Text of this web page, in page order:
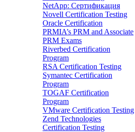
NetApp: Сертификация
Novell Certification Testing
Oracle Certification
PRMIA’s PRM and Associate
PRM Exams
Riverbed Certification
Program
RSA Certification Testing
Symantec Certification
Program
TOGAF Certification
Program
VMware Certification Testing
Zend Technologies
Certification Testing